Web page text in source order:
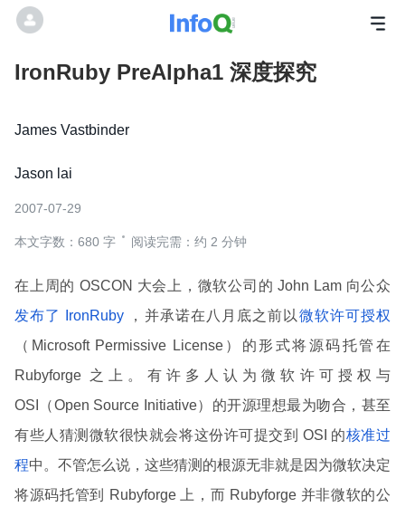
IronRuby PreAlpha1 深度探究
James Vastbinder
Jason lai
2007-07-29
本文字数：680 字 阅读完需：约 2 分钟
在上周的 OSCON 大会上，微软公司的 John Lam 向公众
发布了 IronRuby
，并承诺在八月底之前以 微软许可授权
（Microsoft Permissive License）的形式将源码托管在
Rubyforge 之上。有许多人认为微软许可授权与
OSI（Open Source Initiative）的开源理想最为吻合，甚至
有些人猜测微软很快就会将这份许可提交到 OSI 的核准过
程中。不管怎么说，这些猜测的根源无非就是因为微软决定
将源码托管到 Rubyforge 上，而 Rubyforge 并非微软的公